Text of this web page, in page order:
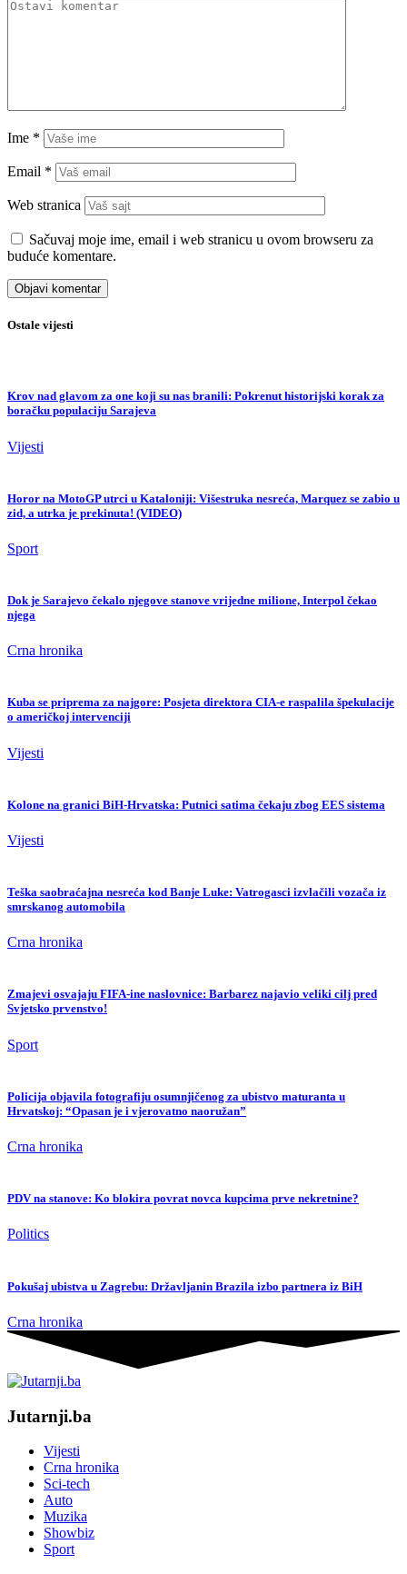
Ime *
Email *
Web stranica
Sačuvaj moje ime, email i web stranicu u ovom browseru za
buduće komentare.
Ostale vijesti
Krov nad glavom za one koji su nas branili: Pokrenut historijski korak za
boračku populaciju Sarajeva
Vijesti
Horor na MotoGP utrci u Kataloniji: Višestruka nesreća, Marquez se zabio u
zid, a utrka je prekinuta! (VIDEO)
Sport
Dok je Sarajevo čekalo njegove stanove vrijedne milione, Interpol čekao
njega
Crna hronika
Kuba se priprema za najgore: Posjeta direktora CIA-e raspalila špekulacije
o američkoj intervenciji
Vijesti
Kolone na granici BiH-Hrvatska: Putnici satima čekaju zbog EES sistema
Vijesti
Teška saobraćajna nesreća kod Banje Luke: Vatrogasci izvlačili vozača iz
smrskanog automobila
Crna hronika
Zmajevi osvajaju FIFA-ine naslovnice: Barbarez najavio veliki cilj pred
Svjetsko prvenstvo!
Sport
Policija objavila fotografiju osumnjičenog za ubistvo maturanta u
Hrvatskoj: “Opasan je i vjerovatno naoružan”
Crna hronika
PDV na stanove: Ko blokira povrat novca kupcima prve nekretnine?
Politics
Pokušaj ubistva u Zagrebu: Državljanin Brazila izbo partnera iz BiH
Crna hronika
Jutarnji.ba
Vijesti
Crna hronika
Sci-tech
Auto
Muzika
Showbiz
Sport